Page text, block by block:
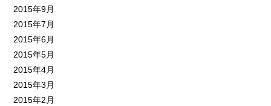
2015年9月
2015年7月
2015年6月
2015年5月
2015年4月
2015年3月
2015年2月